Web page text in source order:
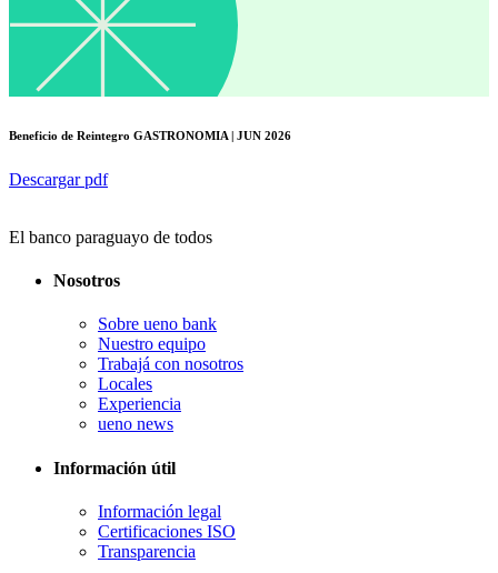
Beneficio de Reintegro GASTRONOMIA | JUN 2026
Descargar pdf
El banco paraguayo de todos
Nosotros
Sobre ueno bank
Nuestro equipo
Trabajá con nosotros
Locales
Experiencia
ueno news
Información útil
Información legal
Certificaciones ISO
Transparencia